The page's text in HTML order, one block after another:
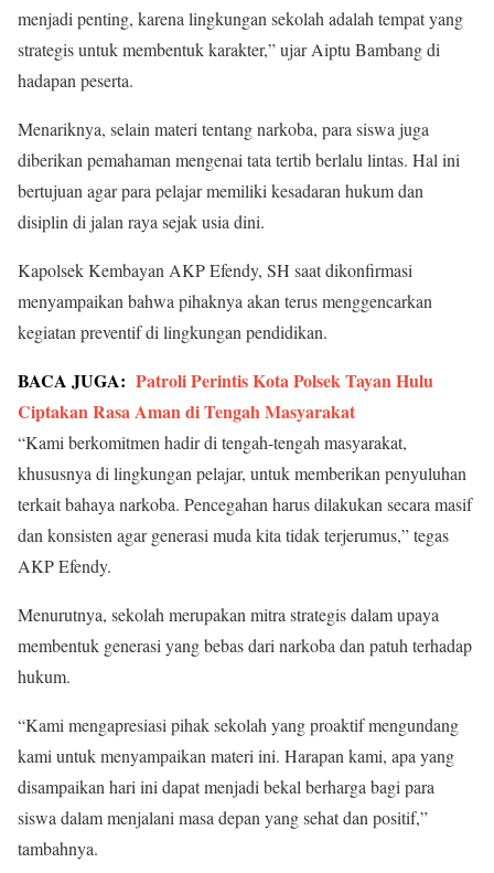
menjadi penting, karena lingkungan sekolah adalah tempat yang
strategis untuk membentuk karakter,” ujar Aiptu Bambang di
hadapan peserta.
Menariknya, selain materi tentang narkoba, para siswa juga
diberikan pemahaman mengenai tata tertib berlalu lintas. Hal ini
bertujuan agar para pelajar memiliki kesadaran hukum dan
disiplin di jalan raya sejak usia dini.
Kapolsek Kembayan AKP Efendy, SH saat dikonfirmasi
menyampaikan bahwa pihaknya akan terus menggencarkan
kegiatan preventif di lingkungan pendidikan.
BACA JUGA: Patroli Perintis Kota Polsek Tayan Hulu
Ciptakan Rasa Aman di Tengah Masyarakat
“Kami berkomitmen hadir di tengah-tengah masyarakat,
khususnya di lingkungan pelajar, untuk memberikan penyuluhan
terkait bahaya narkoba. Pencegahan harus dilakukan secara masif
dan konsisten agar generasi muda kita tidak terjerumus,” tegas
AKP Efendy.
Menurutnya, sekolah merupakan mitra strategis dalam upaya
membentuk generasi yang bebas dari narkoba dan patuh terhadap
hukum.
“Kami mengapresiasi pihak sekolah yang proaktif mengundang
kami untuk menyampaikan materi ini. Harapan kami, apa yang
disampaikan hari ini dapat menjadi bekal berharga bagi para
siswa dalam menjalani masa depan yang sehat dan positif,”
tambahnya.